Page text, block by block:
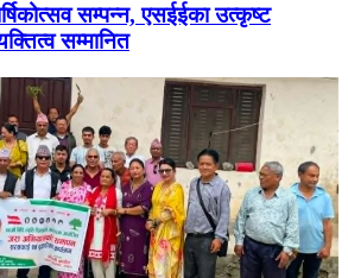
सम्पन्न, एसईईका उत्कृष्ट
सम्मानित